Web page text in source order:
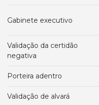
gabinete executivo
validação da certidão
negativa
porteira adentro
validação de alvará